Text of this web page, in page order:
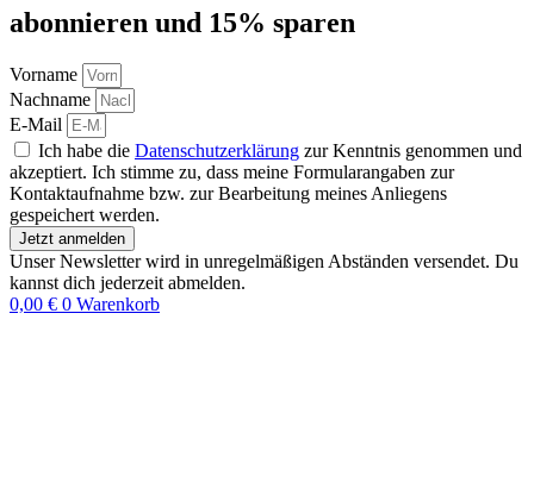
abon­nie­ren und 15% sparen
Vorname
Nachname
E-Mail
Ich habe die Datenschutzerklärung zur Kenntnis genommen und
akzeptiert. Ich stimme zu, dass meine Formularangaben zur
Kontaktaufnahme bzw. zur Bearbeitung meines Anliegens
gespeichert werden.
Jetzt anmelden
Unser Newsletter wird in unregelmäßigen Abständen versendet. Du
kannst dich jederzeit abmelden.
0,00 € 0 Warenkorb